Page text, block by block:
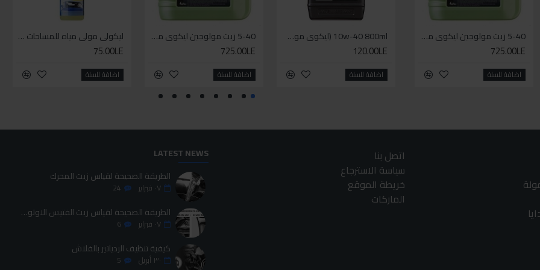
5-40 زيت مولوجين ليكوي مولي اخضر
725.00LE
اضافة للسلة
WD-40 مذلل الصدأ 330مل
140.00LE
اضافة للسلة
WD-40 مذلل صدأ 200 مل
95.00LE
اضافة للسلة
إيزي إكسترا باور لوب
425.00LE
اضافة للسلة
10w-40 800ml (ليكوي مولي زيت دراجة بخارية ( موتوسيكل - سكوتر
120.00LE
اضافة للسلة
5-40 زيت مولوجين ليكوي مولي اخضر
725.00LE
اضافة للسلة
ليكولي مولي مياه للمساحات مركزة
75.00LE
اضافة للسلة
اتصل بنا
سياسة الاسترجاع
خريطة الموقع
الماركات
LATEST NEWS
الطريقة الصحيحة لقياس زيت المحرك
٠٧ فبراير 24
الطريقة الصحيحة لقياس زيت الفتيس الاوتوماتيك
٠٧ فبراير 6
كيفية تنظيف الردياتير بالفلاش
٣٠ أبريل 5